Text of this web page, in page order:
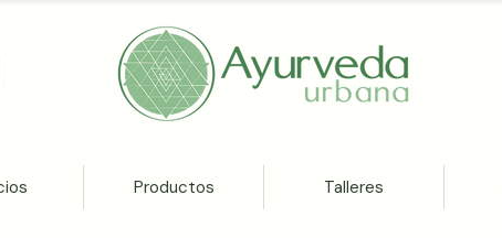
Productos Talleres